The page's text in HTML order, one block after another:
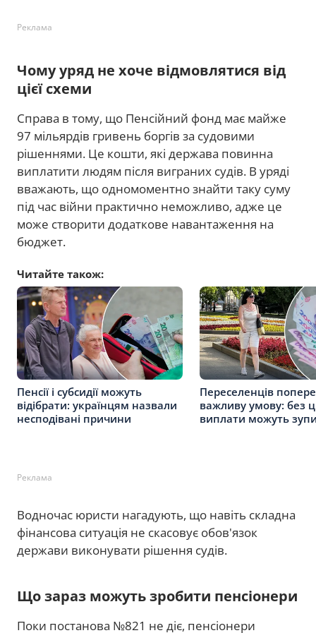
Реклама
Чому уряд не хоче відмовлятися від
цієї схеми
Справа в тому, що Пенсійний фонд має майже
97 мільярдів гривень боргів за судовими
рішеннями. Це кошти, які держава повинна
виплатити людям після виграних судів. В уряді
вважають, що одномоментно знайти таку суму
під час війни практично неможливо, адже це
може створити додаткове навантаження на
бюджет.
Читайте також:
Пенсії і субсидії можуть
відібрати: українцям назвали
несподівані причини
Переселенців
важливу умову: без
виплати можуть
Реклама
Водночас юристи нагадують, що навіть складна
фінансова ситуація не скасовує обов'язок
держави виконувати рішення судів.
Що зараз можуть зробити пенсіонери
Поки постанова №821 не діє, пенсіонери